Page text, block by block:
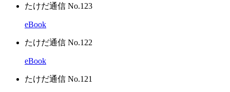
たけだ通信 No.123
eBook
たけだ通信 No.122
eBook
たけだ通信 No.121